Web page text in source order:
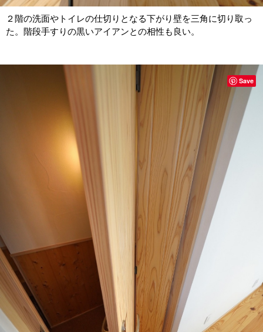
２階の洗面やトイレの仕切りとなる下がり壁を三角に切り取っ
た。階段手すりの黒いアイアンとの相性も良い。
Save